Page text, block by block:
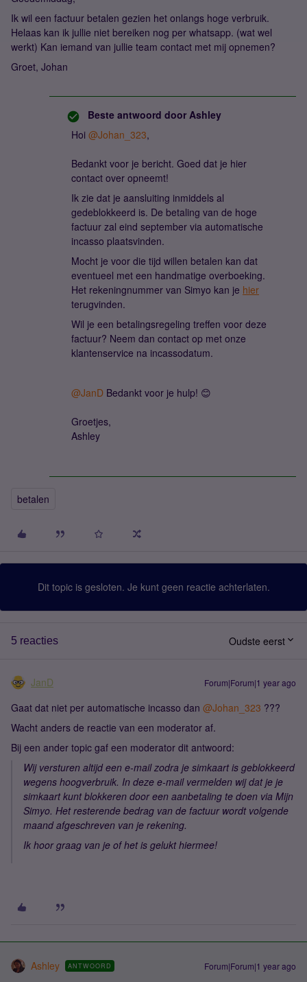
Ik wil een factuur betalen gezien het onlangs hoge verbruik.
Helaas kan ik jullie niet bereiken nog per whatsapp. (wat wel
werkt) Kan iemand van jullie team contact met mij opnemen?
Groet, Johan
Beste antwoord door Ashley
Hoi @Johan_323,
Bedankt voor je bericht. Goed dat je hier
contact over opneemt!
Ik zie dat je aansluiting inmiddels al
gedeblokkeerd is. De betaling van de hoge
factuur zal eind september via automatische
incasso plaatsvinden.
Mocht je voor die tijd willen betalen kan dat
eventueel met een handmatige overboeking.
Het rekeningnummer van Simyo kan je hier
terugvinden.
Wil je een betalingsregeling treffen voor deze
factuur? Neem dan contact op met onze
klantenservice na incassodatum.
@JanD Bedankt voor je hulp! 😊
Groetjes,
Ashley
betalen
Dit topic is gesloten. Je kunt geen reactie achterlaten.
5 reacties Oudste eerst
JanD Forum|Forum|1 year ago
Gaat dat niet per automatische incasso dan @Johan_323 ???
Wacht anders de reactie van een moderator af.
Bij een ander topic gaf een moderator dit antwoord:
Wij versturen altijd een e-mail zodra je simkaart is geblokkeerd
wegens hoogverbruik. In deze e-mail vermelden wij dat je je
simkaart kunt blokkeren door een aanbetaling te doen via Mijn
Simyo. Het resterende bedrag van de factuur wordt volgende
maand afgeschreven van je rekening.
Ik hoor graag van je of het is gelukt hiermee!
Ashley ANTWOORD Forum|Forum|1 year ago